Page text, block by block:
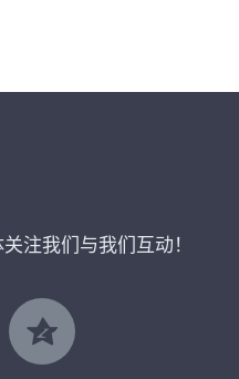
注我们与我们互动！